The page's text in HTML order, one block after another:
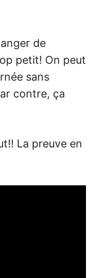
de
petit! On peut
sans
contre, ça
La preuve en